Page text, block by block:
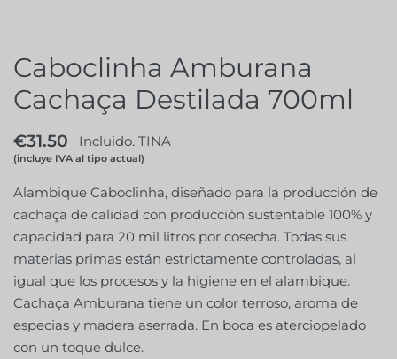
Caboclinha Amburana
Cachaça Destilada 700ml
€31.50 Incluido. TINA
(incluye IVA al tipo actual)
Alambique Caboclinha, diseñado para la producción de
cachaça de calidad con producción sustentable 100% y
capacidad para 20 mil litros por cosecha. Todas sus
materias primas están estrictamente controladas, al
igual que los procesos y la higiene en el alambique.
Cachaça Amburana tiene un color terroso, aroma de
especias y madera aserrada. En boca es aterciopelado
con un toque dulce.